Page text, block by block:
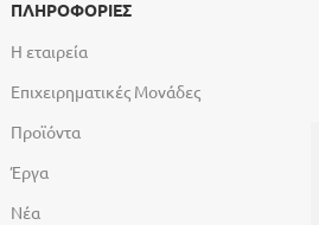
ΠΛΗΡΟΦΟΡΙΕΣ
Η εταιρεία
Επιχειρηματικές Μονάδες
Προϊόντα
Έργα
Νέα